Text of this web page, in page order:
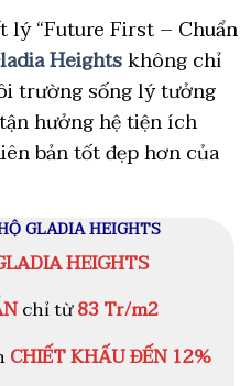
“Future First – Chuẩn
Heightskhông chỉ
trường sống lý tưởng
hưởng hệ tiện ích
bản tốt đẹp hơn của
GLADIA HEIGHTS
HEIGHTS
chỉ từ83 Tr/m2
CHIẾT KHẤU ĐẾN 12%